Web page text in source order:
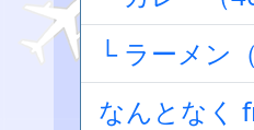
└ ラーメン
なんとなく